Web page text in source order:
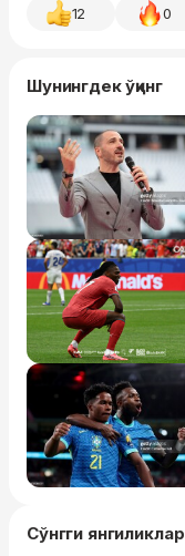
12 0
Шунингдек ўқинг
Сўнгги янгиликлар